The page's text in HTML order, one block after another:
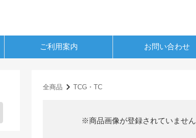
ご利用案内 お問い合わせ
全商品 TCG・TC
※商品画像が登録されていません